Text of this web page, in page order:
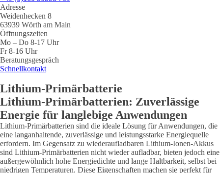
Adresse
Weidenhecken 8
63939 Wörth am Main
Öffnungszeiten
Mo – Do 8-17 Uhr
Fr 8-16 Uhr
Beratungsgespräch
Schnellkontakt
Lithium-Primärbatterie
Lithium-Primärbatterien: Zuverlässige
Energie für langlebige Anwendungen
Lithium-Primärbatterien sind die ideale Lösung für Anwendungen, die
eine langanhaltende, zuverlässige und leistungsstarke Energiequelle
erfordern. Im Gegensatz zu wiederaufladbaren Lithium-Ionen-Akkus
sind Lithium-Primärbatterien nicht wieder aufladbar, bieten jedoch eine
außergewöhnlich hohe Energiedichte und lange Haltbarkeit, selbst bei
niedrigen Temperaturen. Diese Eigenschaften machen sie perfekt für